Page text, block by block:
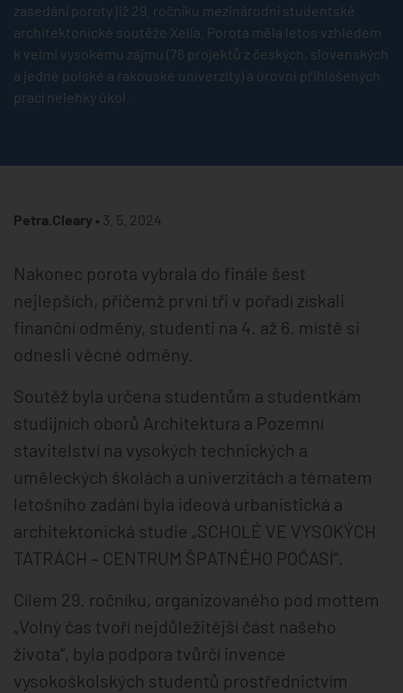
zasedání poroty již 29. ročníku mezinárodní studentské
architektonické soutěže Xella. Porota měla letos vzhledem
k velmi vysokému zájmu (76 projektů z českých, slovenských
a jedné polské a rakouské univerzity) a úrovni přihlášených
prací nelehký úkol.
Petra.Cleary • 3. 5. 2024
Nakonec porota vybrala do finále šest
nejlepších, přičemž první tři v pořadí získali
finanční odměny, studenti na 4. až 6. místě si
odnesli věcné odměny.
Soutěž byla určena studentům a studentkám
studijních oborů Architektura a Pozemní
stavitelství na vysokých technických a
uměleckých školách a univerzitách a tématem
letošního zadání byla ideová urbanistická a
architektonická studie „SCHOLÉ VE VYSOKÝCH
TATRÁCH – CENTRUM ŠPATNÉHO POČASÍ“.
Cílem 29. ročníku, organizovaného pod mottem
„Volný čas tvoří nejdůležitější část našeho
života“, byla podpora tvůrčí invence
vysokoškolských studentů prostřednictvím